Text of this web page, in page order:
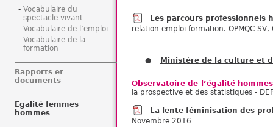
Les parcours professionnels
relation emploi-formation. OPMQC-
Ministère de la culture et
Observatoire de l’égalité
la prospective et des statistiques -
La lente féminisation des
Novembre 2016
Vocabulaire du
spectacle vivant
Vocabulaire de l’emploi
Vocabulaire de la
formation
Rapports et
documents
Egalité femmes
hommes